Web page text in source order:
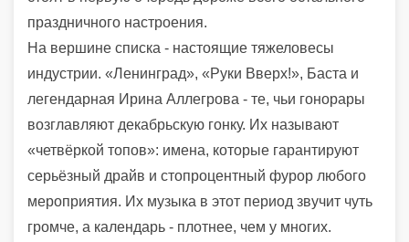
праздничного настроения.
На вершине списка - настоящие тяжеловесы
индустрии. «Ленинград», «Руки Вверх!», Баста и
легендарная Ирина Аллегрова - те, чьи гонорары
возглавляют декабрьскую гонку. Их называют
«четвёркой топов»: имена, которые гарантируют
серьёзный драйв и стопроцентный фурор любого
мероприятия. Их музыка в этот период звучит чуть
громче, а календарь - плотнее, чем у многих.